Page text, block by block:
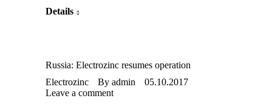
Details
Russia: Electrozinc resumes operation
Electrozinc
By admin
05.10.2017
Leave a comment